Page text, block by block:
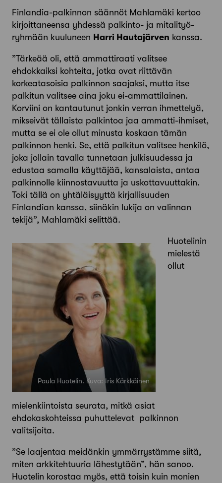
Finlandia-palkinnon säännöt Mahlamäki kertoo
kirjoittaneensa yhdessä palkinto- ja mitalityö­
ryhmään kuuluneen Harri Hautajärven kanssa.
”Tärkeää oli, että ammattiraati valitsee
ehdokkaiksi kohteita, jotka ovat riittävän
korkeatasoisia palkinnon saajaksi, mutta itse
palkitun valitsee aina joku ei-ammattilainen.
Korviini on kantautunut jonkin verran ihmettelyä,
mikseivät tällaista palkintoa jaa ammatti-ihmiset,
mutta se ei ole ollut minusta koskaan tämän
palkinnon henki. Se, että palkitun valitsee henkilö,
joka jollain tavalla tunnetaan julkisuudessa ja
edustaa samalla käyttäjää, kansalaista, antaa
palkinnolle kiinnostavuutta ja uskottavuuttakin.
Toki tällä on yhtäläisyyttä kirjallisuuden
Finlandian kanssa, siinäkin lukija on valinnan
tekijä”, Mahlamäki selittää.
Paula Huotelin. Kuva: Iris Kärkkäinen
Huotelinin
mielestä
ollut
mielenkiintoista seurata, mitkä asiat
ehdokaskohteissa puhuttelevat palkinnon
valitsijoita.
”Se laajentaa meidänkin ymmärrystämme siitä,
miten arkkitehtuuria lähestytään”, hän sanoo.
Huotelin korostaa myös, että toisin kuin monien